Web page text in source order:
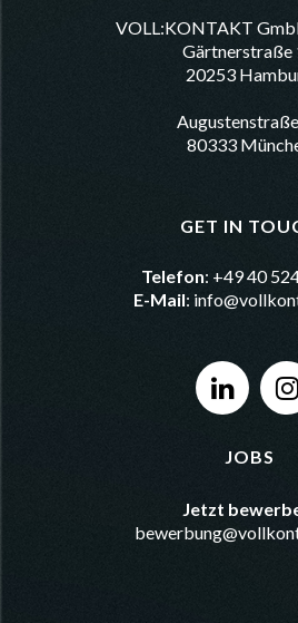
VOLL:KONTAKT
Gärtnerstraße
20253
80333
GET IN
Telefon: +49 40
E-Mail:
JOBS
Jetzt